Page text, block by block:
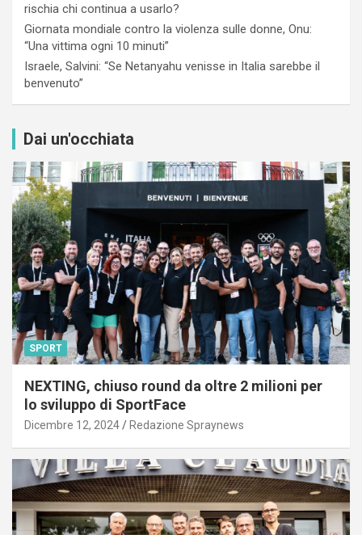
rischia chi continua a usarlo?
Giornata mondiale contro la violenza sulle donne, Onu:
“Una vittima ogni 10 minuti”
Israele, Salvini: “Se Netanyahu venisse in Italia sarebbe il
benvenuto”
Dai un'occhiata
SPORT
NEXTING, chiuso round da oltre 2 milioni per
lo sviluppo di SportFace
Dicembre 12, 2024 Redazione Spraynews